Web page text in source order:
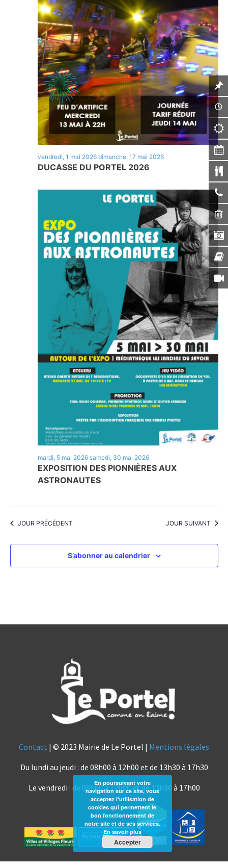
DUCASSE DU PORTEL 2026
vendredi, 1 mai 2026 dimanche, 17 mai 2026
EXPOSITION DES PIONNIÈRES AUX
ASTRONAUTES
mardi, 5 mai 2026 samedi, 30 mai 2026
JOUR PRÉCÉDENT JOUR SUIVANT
S’abonner au calendrier
Contact | © 2023 Mairie de Le Portel | Mentions légales
Du lundi au jeudi : de 08h00 à 12h00 et de 13h30 à 17h30
Le vendredi : de 08h00 à 12h00 et de 13h30 à 17h00
En poursuivant votre
navigation sur ce site, vous
acceptez l'utilisation de
cookies qui permettent le
bon fonctionnement de
notre site et de ses services.
En savoir plus
Accepter